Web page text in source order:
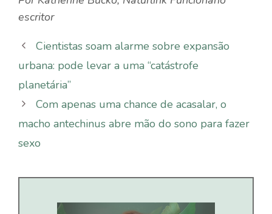
escritor
Cientistas soam alarme sobre expansão
urbana: pode levar a uma “catástrofe
planetária”
Com apenas uma chance de acasalar, o
macho antechinus abre mão do sono para fazer
sexo